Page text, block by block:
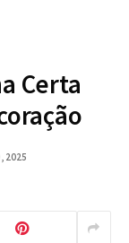
Certa
2025